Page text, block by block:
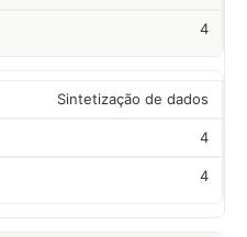
4
Sintetização de dados
4
4